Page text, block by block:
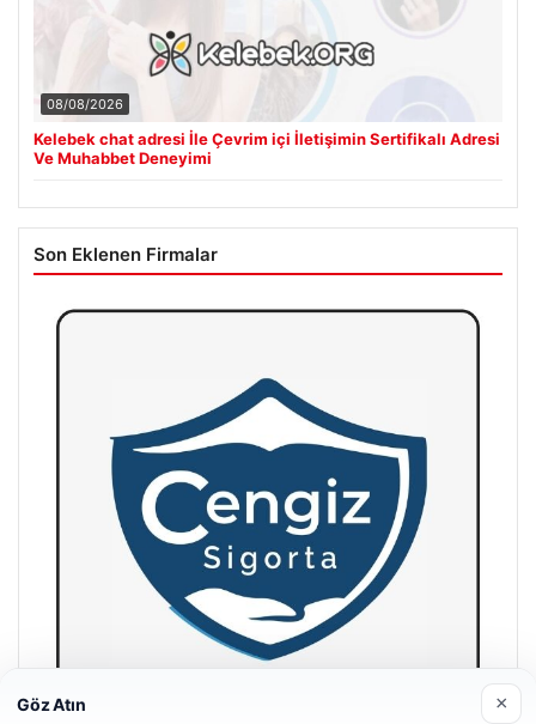
08/08/2026
Kelebek chat adresi İle Çevrim içi İletişimin Sertifikalı Adresi
Ve Muhabbet Deneyimi
Son Eklenen Firmalar
Göz Atın ×